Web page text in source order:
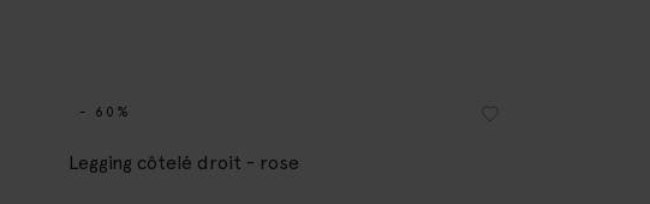
- 60%
Legging côtelé droit - rose